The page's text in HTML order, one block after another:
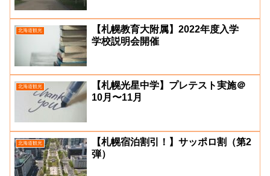
北海道観光
【札幌教育大附属】2022年度入学
学校説明会開催
北海道観光
【札幌光星中学】プレテスト実施＠
10月〜11月
北海道観光
【札幌宿泊割引！】サッポロ割（第2
弾）